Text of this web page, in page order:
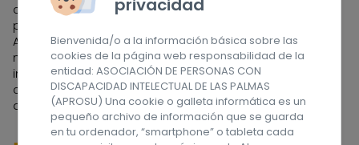
constituida en el Archipiélago Canario y una de las
pioneras de España. A lo largo de estos años la
Asociación ha tenido que ir adaptándose a las
necesidades de las personas con discapacidad
intelectual y a sus familias, dedicándose en sus
comienzos a la etapa escolar, y actualmente a la edad
adulta. ¡Síguenos en las redes sociales!
Bienvenida/o a la información básica sobre las
cookies de la página web responsabilidad de la
entidad: ASOCIACIÓN DE PERSONAS CON
DISCAPACIDAD INTELECTUAL DE LAS PALMAS
(APROSU) Una cookie o galleta informática es un
pequeño archivo de información que se guarda
en tu ordenador, “smartphone” o tableta cada